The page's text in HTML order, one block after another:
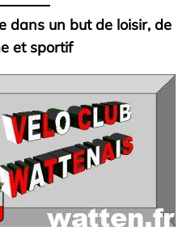
dans un but de loisir, de
et sportif